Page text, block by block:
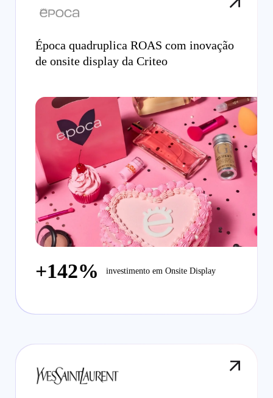
Época quadruplica ROAS com inovação
de onsite display da Criteo
+142% investimento em Onsite Display